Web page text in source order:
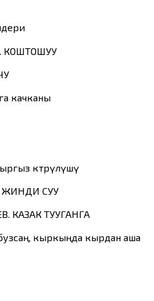
КОШТОШУУ
качканы
көтөрүлүшү
СУУ
КАЗАК ТУУГАНГА
кыркыңда кырдан аша